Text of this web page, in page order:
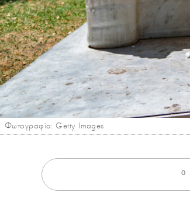
Φωτογραφία: Getty Images
0